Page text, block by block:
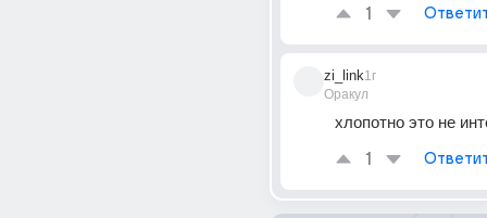
1
zi_link
Оракул
1г
хлопотно это не
1